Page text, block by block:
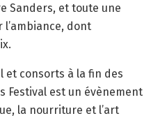
Sanders, et toute une
l’ambiance, dont
et consorts à la fin des
Festival est un évènement
la nourriture et l’art